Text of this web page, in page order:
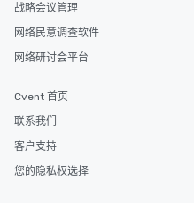
战略会议管理
网络民意调查软件
网络研讨会平台
Cvent 首页
联系我们
客户支持
您的隐私权选择